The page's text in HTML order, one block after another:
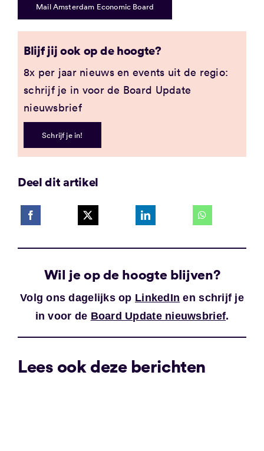
Mail Amsterdam Economic Board
Blijf jij ook op de hoogte?
8x per jaar nieuws en events uit de regio:
schrijf je in voor de Board Update
nieuwsbrief
Schrijf je in!
Deel dit artikel
Wil je op de hoogte blijven?
Volg ons dagelijks op LinkedIn en schrijf je
in voor de Board Update nieuwsbrief.
Lees ook deze berichten